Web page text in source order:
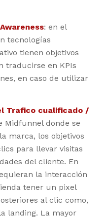
: en el
tecnologías
tienen objetivos
traducirse en KPIs
en caso de utilizar
Trafico cualificado /
Midfunnel donde se
marca, los objetivos
para llevar visitas
del cliente. En
la interacción
tener un pixel
al clic como,
landing. La mayor